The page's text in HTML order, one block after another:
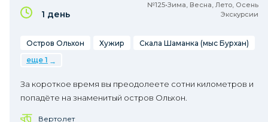
№125•Зима, Весна, Лето, Осень
Экскурсии
1 день
Остров Ольхон Хужир
Скала Шаманка (мыс Бурхан)
еще 1
За короткое время вы преодолеете сотни километров и
попадёте на знаменитый остров Ольхон.
Вертолет